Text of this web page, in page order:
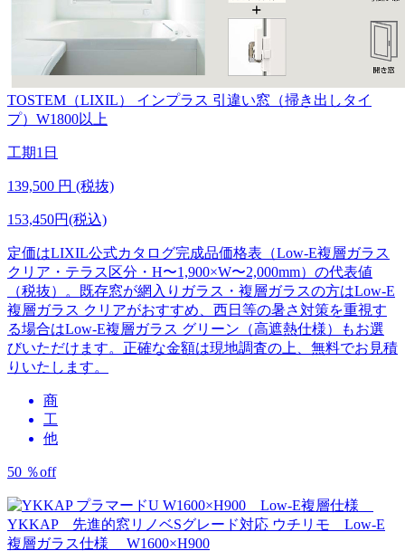
TOSTEM（LIXIL）
インプラス 引違い窓（掃き出しタイ
プ）W1800以上
工期1日
139,500 円 (税抜)
153,450円(税込)
定価はLIXIL公式カタログ完成品価格表（Low-E複層ガラス
クリア・テラス区分・H〜1,900×W〜2,000mm）の代表値
（税抜）。既存窓が網入りガラス・複層ガラスの方はLow-E
複層ガラス クリアがおすすめ、西日等の暑さ対策を重視す
る場合はLow-E複層ガラス グリーン（高遮熱仕様）もお選
びいただけます。正確な金額は現地調査の上、無料でお見積
りいたします。
商
工
他
50 ％off
YKKAP 先進的窓リノベSグレード対応 ウチリモ Low-E
複層ガラス仕様 W1600×H900